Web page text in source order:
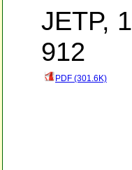
JETP,
912
PDF (301.6K)